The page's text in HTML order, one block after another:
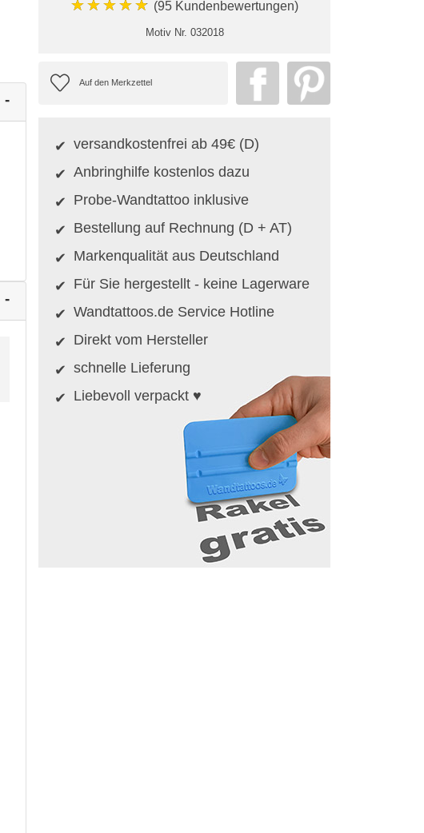
★★★★★ (95 Kundenbewertungen)
Motiv Nr. 032018
versandkostenfrei ab 49€ (D)
Anbringhilfe kostenlos dazu
Probe-Wandtattoo inklusive
Bestellung auf Rechnung (D + AT)
Markenqualität aus Deutschland
Für Sie hergestellt - keine Lagerware
Wandtattoos.de Service Hotline
Direkt vom Hersteller
schnelle Lieferung
Liebevoll verpackt ♥